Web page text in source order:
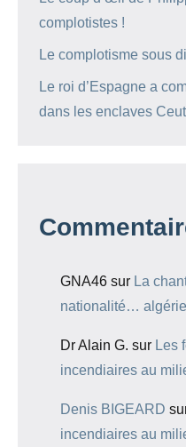
complotistes !
Le complotisme sous
Le roi d’Espagne a
dans les enclaves
GNA46 sur La
nationalité…
Dr Alain G. sur Les
incendiaires au
Denis BIGEARD
incendiaires au